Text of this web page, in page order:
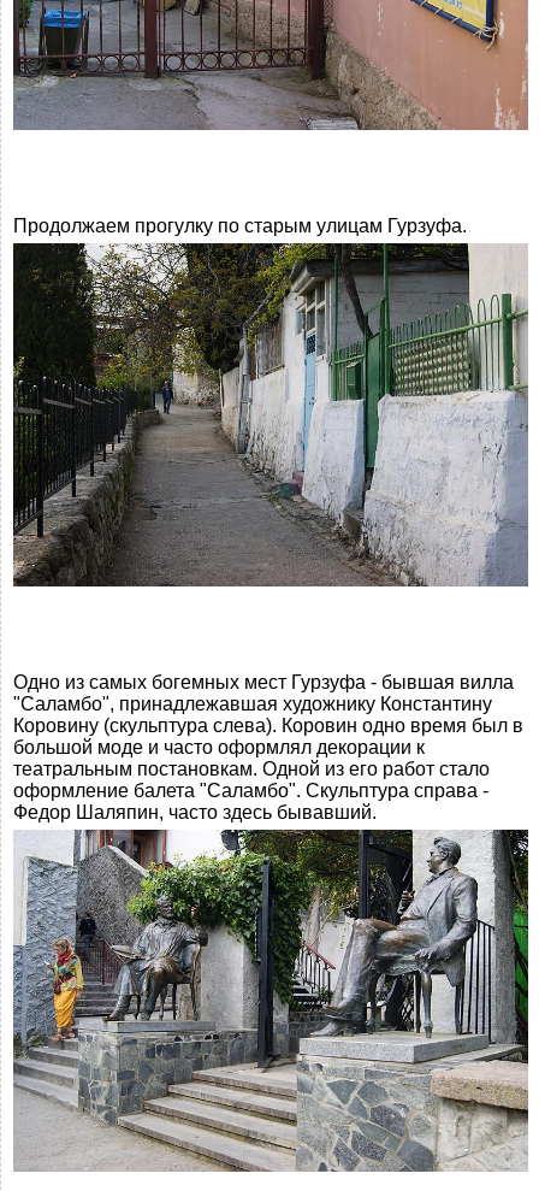
Продолжаем прогулку по старым улицам Гурзуфа.
Одно из самых богемных мест Гурзуфа - бывшая вилла
"Саламбо", принадлежавшая художнику Константину
Коровину (скульптура слева). Коровин одно время был в
большой моде и часто оформлял декорации к
театральным постановкам. Одной из его работ стало
оформление балета "Саламбо". Скульптура справа -
Федор Шаляпин, часто здесь бывавший.